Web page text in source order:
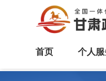
首页 个人